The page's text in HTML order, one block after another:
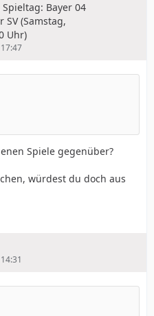
Bayer 04
SV (Samstag,
Uhr)
Spiele gegenüber?
würdest du doch aus